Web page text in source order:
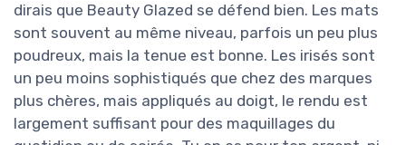
dirais que Beauty Glazed se défend bien. Les mats
sont souvent au même niveau, parfois un peu plus
poudreux, mais la tenue est bonne. Les irisés sont
un peu moins sophistiqués que chez des marques
plus chères, mais appliqués au doigt, le rendu est
largement suffisant pour des maquillages du